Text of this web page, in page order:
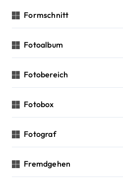
Formschnitt
Fotoalbum
Fotobereich
Fotobox
Fotograf
Fremdgehen